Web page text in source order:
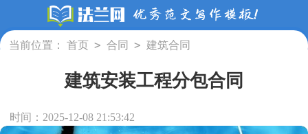
当前位置： 首页 > 合同 > 建筑合同
建筑安装工程分包合同
时间：2025-12-08 21:53:42